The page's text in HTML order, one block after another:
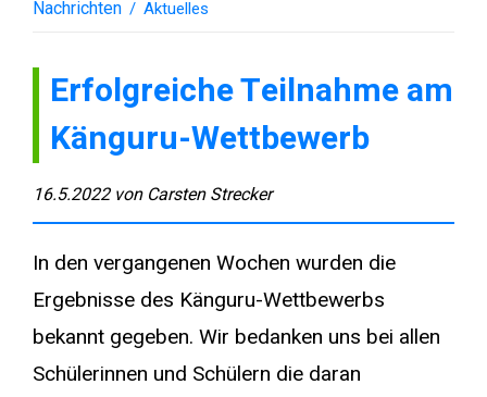
Nachrichten / Aktuelles
Erfolgreiche Teilnahme am
Känguru-Wettbewerb
16.5.2022 von Carsten Strecker
In den vergangenen Wochen wurden die
Ergebnisse des Känguru-Wettbewerbs
bekannt gegeben. Wir bedanken uns bei allen
Schülerinnen und Schülern die daran